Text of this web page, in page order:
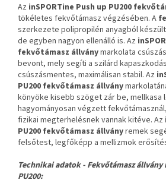
Az inSPORTine Push up PU200
tökéletes fekvőtámasz végzésében. A
szerkezete polipropilén anyagból
de egyben nagyon ellenálló is. Az
fekvőtámasz állványmarkolata
bevont, mely segíti a szilárd
csúszásmentes, maximálisan stabil. Az
PU200 fekvőtámasz állvány
könyöke kisebb szöget zár be, mellkasa
hagyományosan végzett
fizikai megterhelésnek vannak kitéve. Az
PU200 fekvőtámasz állványremek
felsőtest, legfőképp a mellizmok
Technikai adatok - Fekvőtámasz állvány
PU200: